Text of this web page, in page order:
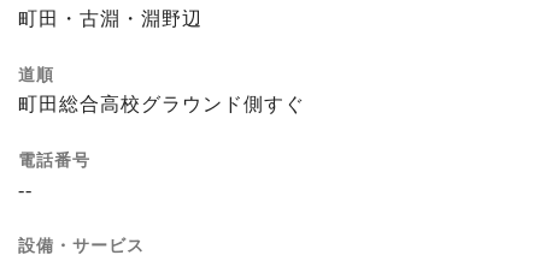
町田・古淵・淵野辺
道順
町田総合高校グラウンド側すぐ
電話番号
--
設備・サービス